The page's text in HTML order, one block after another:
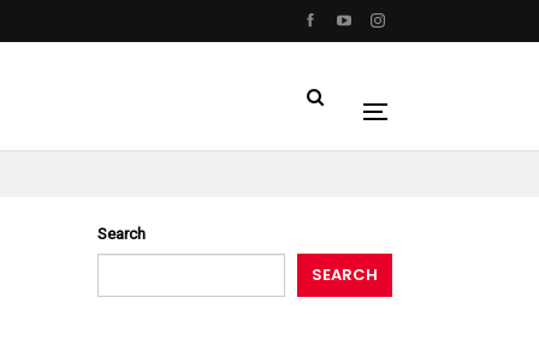
Search
SEARCH